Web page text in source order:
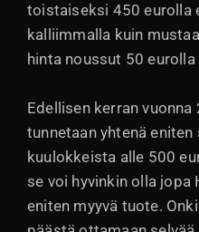
toistaiseksi 450 eurolla
kalliimmalla kuin
hinta noussut 50
Edellisen kerran
tunnetaan yhtenä
kuulokkeista alle 500
se voi hyvinkin olla jopa
eniten myyvä tuote.